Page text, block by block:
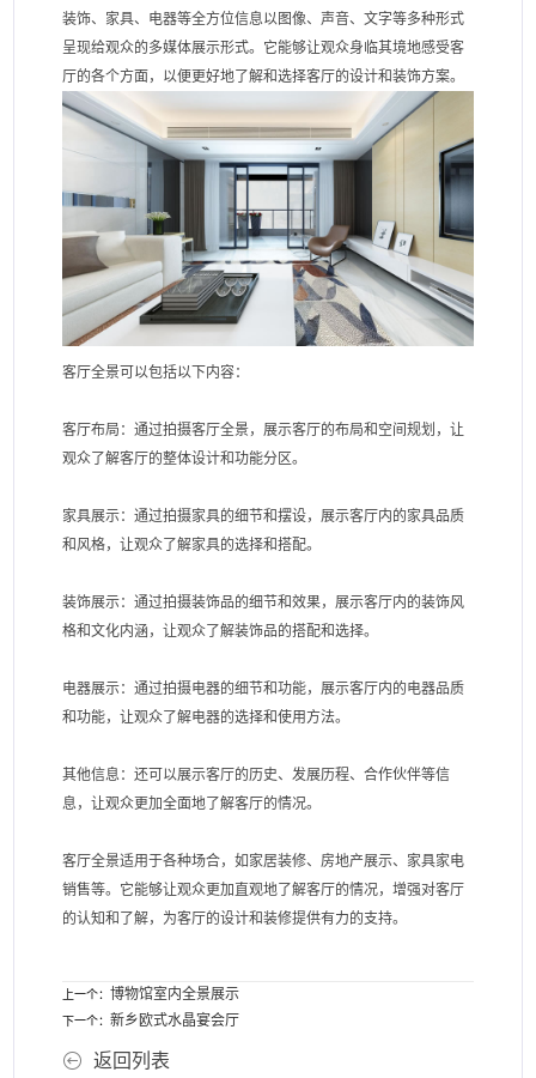
装饰、家具、电器等全方位信息以图像、声音、文字等多种形式
呈现给观众的多媒体展示形式。它能够让观众身临其境地感受客
厅的各个方面，以便更好地了解和选择客厅的设计和装饰方案。
客厅全景可以包括以下内容：
客厅布局：通过拍摄客厅全景，展示客厅的布局和空间规划，让
观众了解客厅的整体设计和功能分区。
家具展示：通过拍摄家具的细节和摆设，展示客厅内的家具品质
和风格，让观众了解家具的选择和搭配。
装饰展示：通过拍摄装饰品的细节和效果，展示客厅内的装饰风
格和文化内涵，让观众了解装饰品的搭配和选择。
电器展示：通过拍摄电器的细节和功能，展示客厅内的电器品质
和功能，让观众了解电器的选择和使用方法。
其他信息：还可以展示客厅的历史、发展历程、合作伙伴等信
息，让观众更加全面地了解客厅的情况。
客厅全景适用于各种场合，如家居装修、房地产展示、家具家电
销售等。它能够让观众更加直观地了解客厅的情况，增强对客厅
的认知和了解，为客厅的设计和装修提供有力的支持。
上一个：博物馆室内全景展示
下一个：新乡欧式水晶宴会厅
返回列表